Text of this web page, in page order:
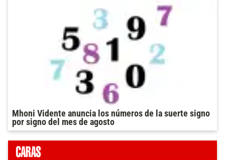
Mhoni Vidente anuncia los números de la suerte signo
por signo del mes de agosto